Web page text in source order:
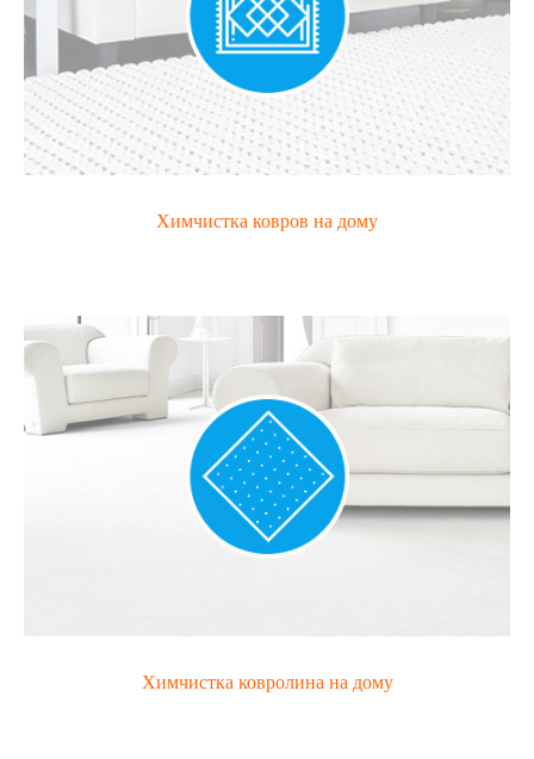
Химчистка ковров на дому
Химчистка ковролина на дому